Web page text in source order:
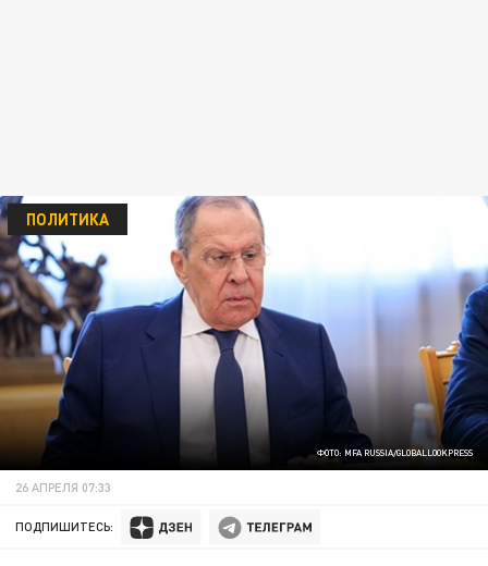
ФОТО: MFA RUSSIA/GLOBALLOOKPRESS
ПОЛИТИКА
26 АПРЕЛЯ 07:33
ПОДПИШИТЕСЬ: